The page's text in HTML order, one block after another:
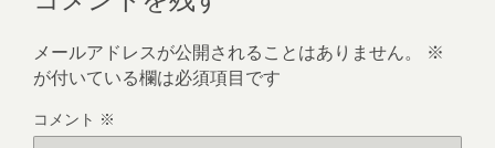
メールアドレスが公開されることはありません。
※
が付いている欄は必須項目です
コメント ※